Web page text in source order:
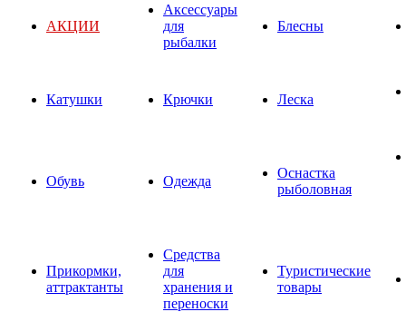
АКЦИИ
Аксессуары
для
рыбалки
Блесны
Катушки Крючки Леска
Обувь Одежда
Оснастка
рыболовная
Прикормки,
аттрактанты
Средства
для
хранения и
переноски
Туристические
товары